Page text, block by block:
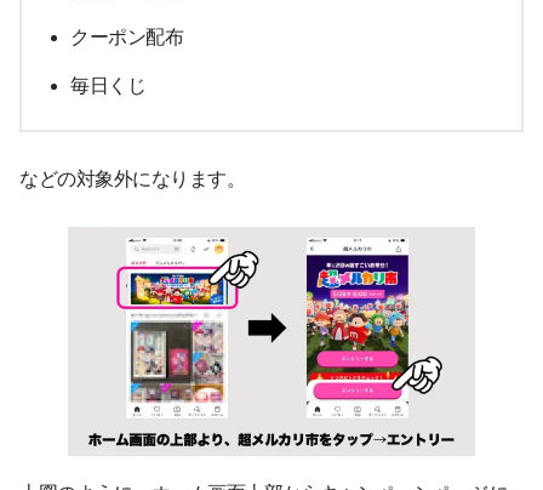
クーポン配布
毎日くじ
などの対象外になります。